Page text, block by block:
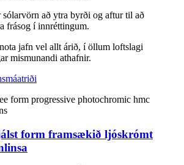
sólarvörn að ytra byrði og aftur til að
frásog í innréttingum.
jafn vel allt árið, í öllum loftslagi
mismunandi athafnir.
smáatriði
form framsækið ljóskrómt